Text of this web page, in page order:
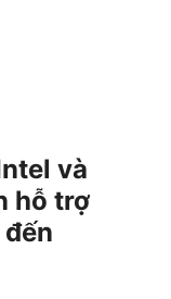
và
hỗ trợ